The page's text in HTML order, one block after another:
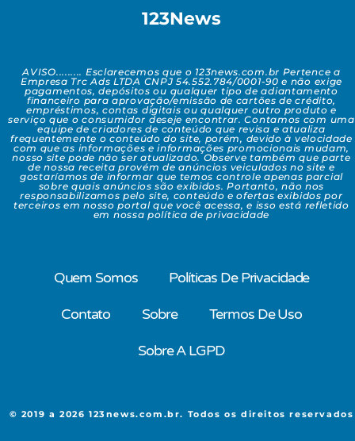
123News
AVISO......... Esclarecemos que o 123news.com.br Pertence a
Empresa Trc Ads LTDA CNPJ 54.552.784/0001-90 e não exige
pagamentos, depósitos ou qualquer tipo de adiantamento
financeiro para aprovação/emissão de cartões de crédito,
empréstimos, contas digitais ou qualquer outro produto e
serviço que o consumidor deseje encontrar. Contamos com uma
equipe de criadores de conteúdo que revisa e atualiza
frequentemente o conteúdo do site, porém, devido à velocidade
com que as informações e informações promocionais mudam,
nosso site pode não ser atualizado. Observe também que parte
de nossa receita provém de anúncios veiculados no site e
gostaríamos de informar que temos controle apenas parcial
sobre quais anúncios são exibidos. Portanto, não nos
responsabilizamos pelo site, conteúdo e ofertas exibidos por
terceiros em nosso portal que você acessa, e isso está refletido
em nossa política de privacidade
Quem Somos Políticas De Privacidade
Contato Sobre Termos De Uso
Sobre A LGPD
© 2019 a 2026 123news.com.br. Todos os direitos reservados